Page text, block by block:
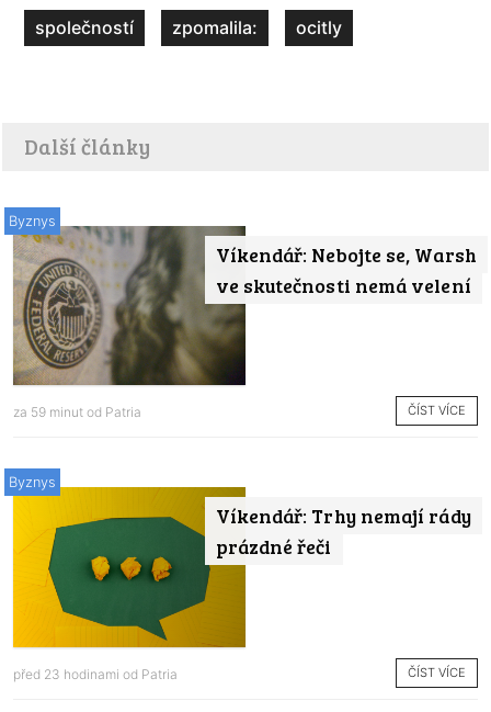
společností zpomalila: ocitly
Další články
Víkendář: Nebojte se, Warsh
ve skutečnosti nemá velení
Byznys
za 59 minut od Patria ČÍST VÍCE
Víkendář: Trhy nemají rády
prázdné řeči
Byznys
před 23 hodinami od Patria ČÍST VÍCE